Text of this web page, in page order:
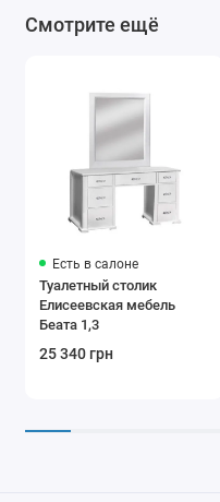
Смотрите ещё
Есть в салоне
Туалетный столик
Елисеевская мебель
Беата 1,3
25 340 грн